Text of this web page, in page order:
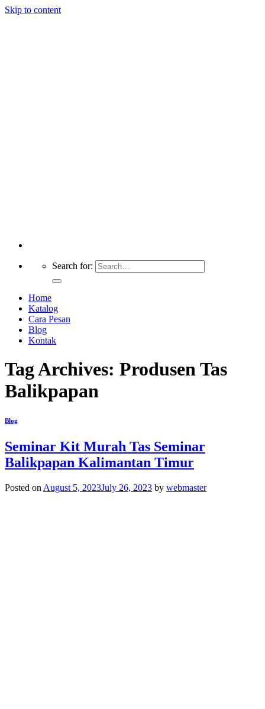
Skip to content
Search for:
Home
Katalog
Cara Pesan
Blog
Kontak
Tag Archives: Produsen Tas
Balikpapan
Blog
Seminar Kit Murah Tas Seminar
Balikpapan Kalimantan Timur
Posted on August 5, 2023July 26, 2023 by webmaster